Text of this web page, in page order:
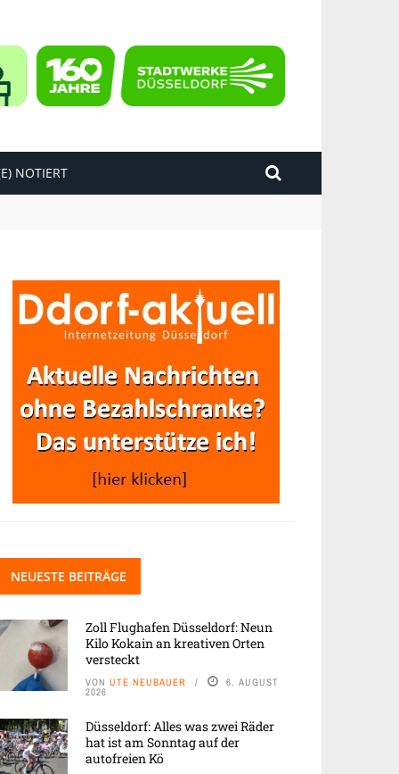
NOTIERT
NEUESTE BEITRÄGE
Zoll Flughafen Düsseldorf: Neun
Kilo Kokain an kreativen Orten
versteckt
VON UTE NEUBAUER 6. AUGUST
2026
Düsseldorf: Alles was zwei Räder
hat ist am Sonntag auf der
autofreien Kö